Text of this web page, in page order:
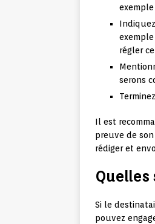
régler
serons
Il est
preuve de
rédiger et
Quelles
Si le
pouvez